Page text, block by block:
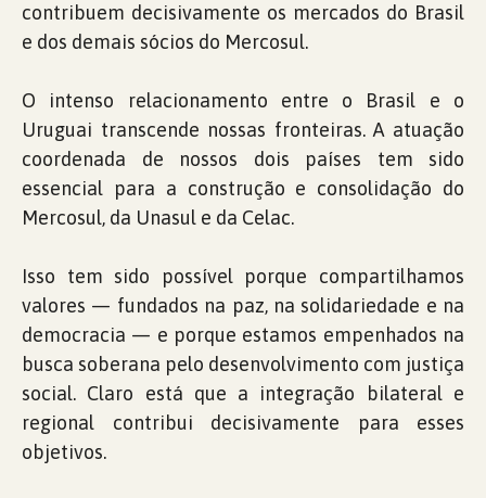
contribuem decisivamente os mercados do Brasil
e dos demais sócios do Mercosul.
O intenso relacionamento entre o Brasil e o
Uruguai transcende nossas fronteiras. A atuação
coordenada de nossos dois países tem sido
essencial para a construção e consolidação do
Mercosul, da Unasul e da Celac.
Isso tem sido possível porque compartilhamos
valores — fundados na paz, na solidariedade e na
democracia — e porque estamos empenhados na
busca soberana pelo desenvolvimento com justiça
social. Claro está que a integração bilateral e
regional contribui decisivamente para esses
objetivos.